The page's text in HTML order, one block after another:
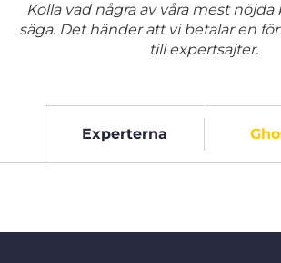
Kolla vad några av våra mest
säga. Det händer att vi betalar en
till expertsajter.
Experterna